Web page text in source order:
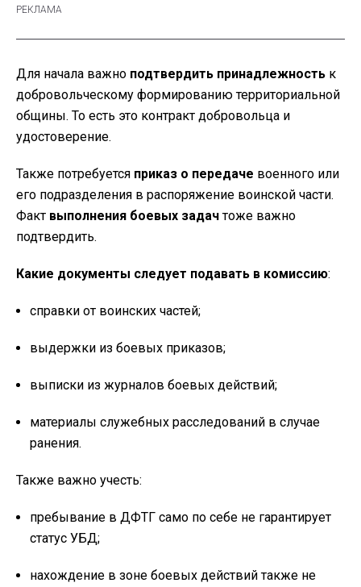
Для начала важно подтвердить принадлежность к
добровольческому формированию территориальной
общины. То есть это контракт добровольца и
удостоверение.
Также потребуется приказ о передаче военного или
его подразделения в распоряжение воинской части.
Факт выполнения боевых задачтоже важно
подтвердить.
Какие документы следует подавать в комиссию:
справки от воинских частей;
выдержки из боевых приказов;
выписки из журналов боевых действий;
материалы служебных расследований в случае
ранения.
Также важно учесть:
пребывание в ДФТГ само по себе не гарантирует
статус УБД;
нахождение в зоне боевых действий также не